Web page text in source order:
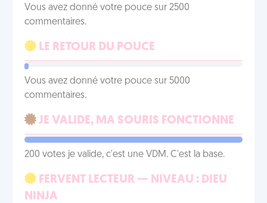
Vous avez donné votre pouce sur 2500
commentaires.
LE RETOUR DU POUCE
Vous avez donné votre pouce sur 5000
commentaires.
JE VALIDE, MA SOURIS FONCTIONNE
200 votes je valide, c'est une VDM. C'est la base.
FERVENT LECTEUR — NIVEAU : DIEU
NINJA